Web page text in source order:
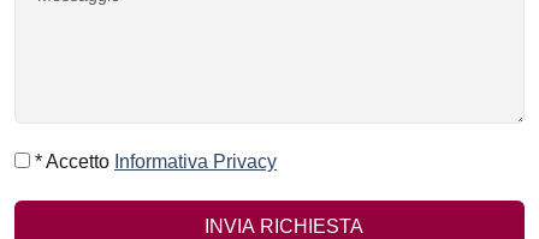
* Accetto Informativa Privacy
INVIA RICHIESTA